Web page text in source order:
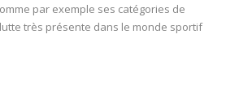
par exemple ses catégories de
très présente dans le monde sportif